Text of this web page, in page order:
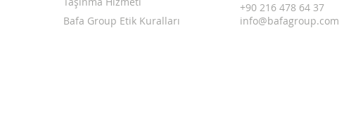
Bafa Group Etik Kuralları
+90 216 478 64 37
info@bafagroup.com